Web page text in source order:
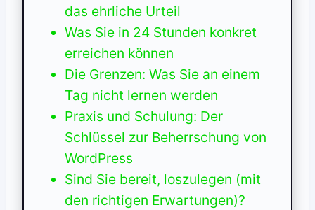
das ehrliche Urteil
Was Sie in 24 Stunden konkret
erreichen können
Die Grenzen: Was Sie an einem
Tag nicht lernen werden
Praxis und Schulung: Der
Schlüssel zur Beherrschung von
WordPress
Sind Sie bereit, loszulegen (mit
den richtigen Erwartungen)?